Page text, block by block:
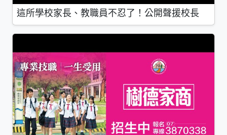
這所學校家長、教職員不忍了！公開聲援校長